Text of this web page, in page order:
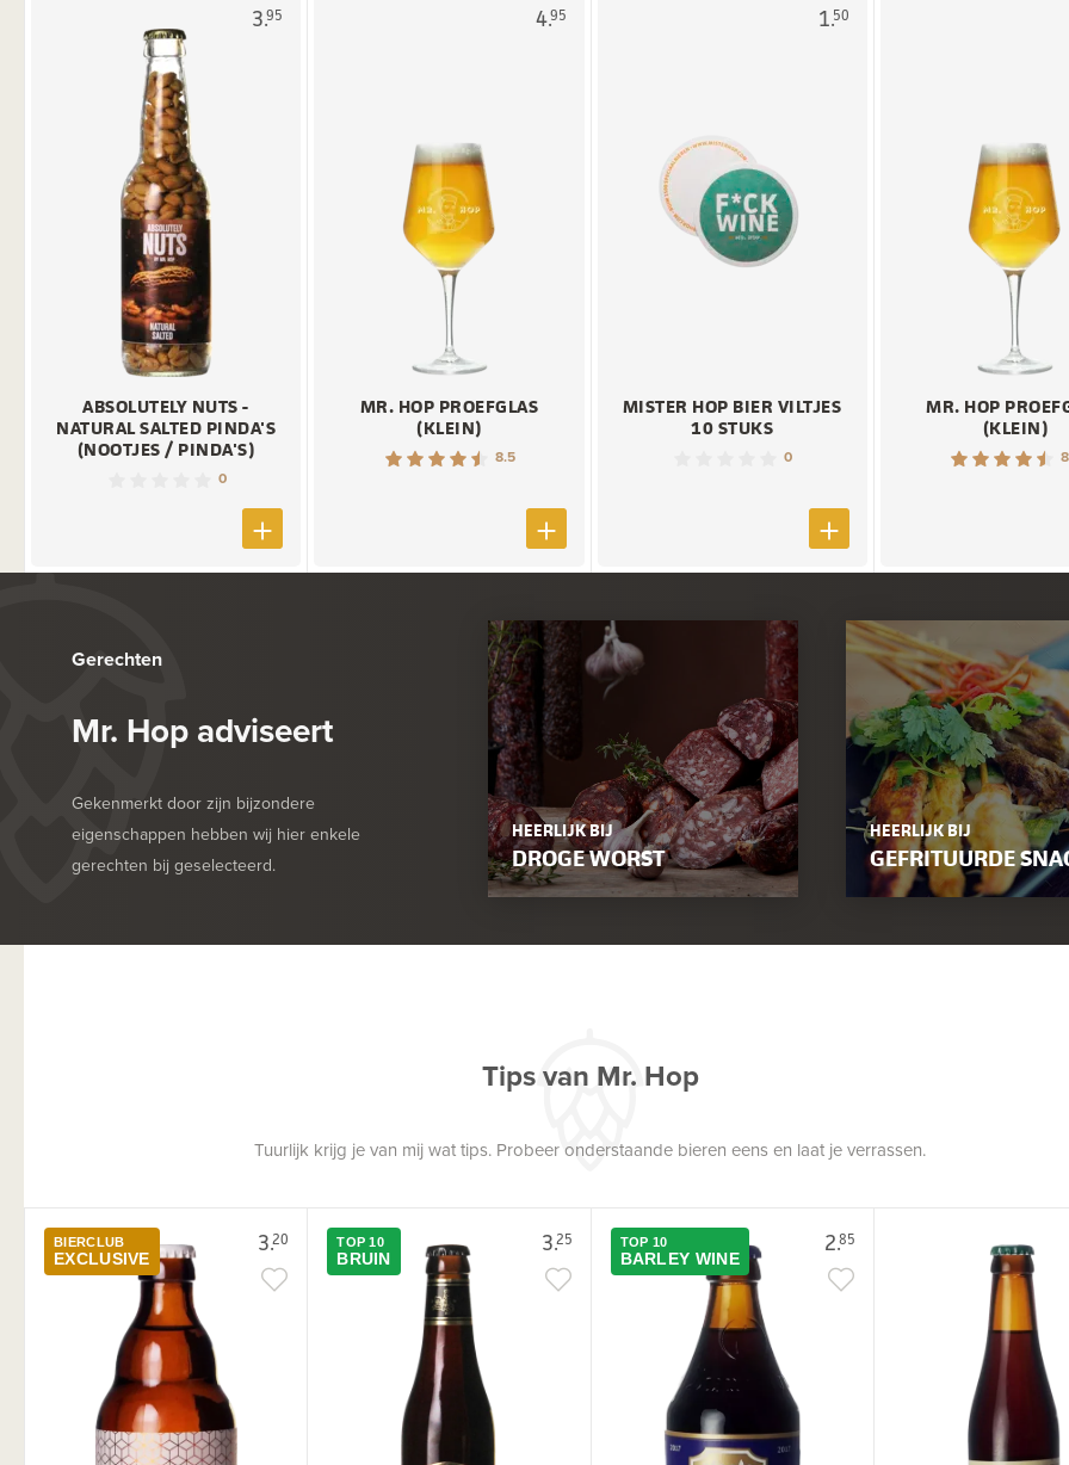
3.95
ABSOLUTELY NUTS -
NATURAL SALTED PINDA'S
(NOOTJES / PINDA'S)
0
4.95
MR. HOP PROEFGLAS
(KLEIN)
8.5
1.50
MISTER HOP BIER VILTJES
10 STUKS
0
MR. HOP
(KLEIN)
Gerechten
Mr. Hop adviseert
Gekenmerkt door zijn bijzondere
eigenschappen hebben wij hier enkele
gerechten bij geselecteerd.
HEERLIJK BIJ
DROGE WORST
HEERLIJK BIJ
GEFRITUURDE
Tips van Mr. Hop
Tuurlijk krijg je van mij wat tips. Probeer onderstaande bieren eens en laat je verrassen.
3.20
BIERCLUB
EXCLUSIVE
3.25
TOP 10
BRUIN
2.85
TOP 10
BARLEY WINE